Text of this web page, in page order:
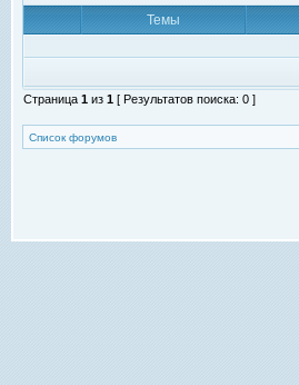
Темы
Страница 1 из 1 [ Результатов поиска: 0 ]
Список форумов